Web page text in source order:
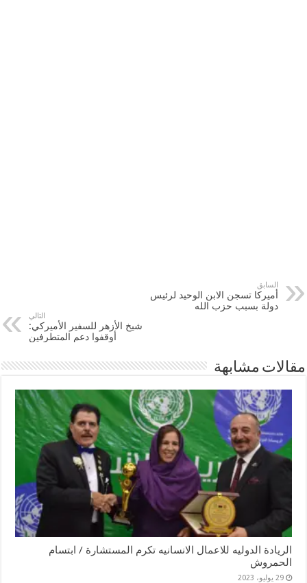
السابق
أميركا تسجن الابن الوحيد لرئيس
دولة بسبب حزب الله
التالي
شيخ الأزهر للسفير الأميركي:
أوقفوا دعم المتطرفين
مقالات مشابهة
الريادة الدوليه للاعمال الانسانيه تكرم المستشارة / ابتسام
الحمروش
29 يوليو، 2023